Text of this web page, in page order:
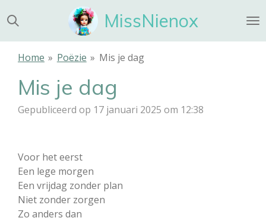
direct
naar
MissNienox
Home » Poëzie » Mis je dag
Mis je dag
Gepubliceerd op 17 januari 2025 om 12:38
Voor het eerst
Een lege morgen
Een vrijdag zonder plan
Niet zonder zorgen
Zo anders dan